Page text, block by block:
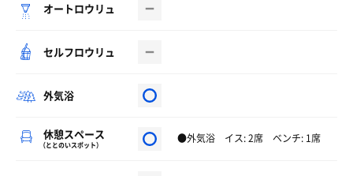
オートロウリュ
セルフロウリュ
外気浴
休憩スペース
（ととのいスポット） ●外気浴 イス: 2席 ベンチ: 1席